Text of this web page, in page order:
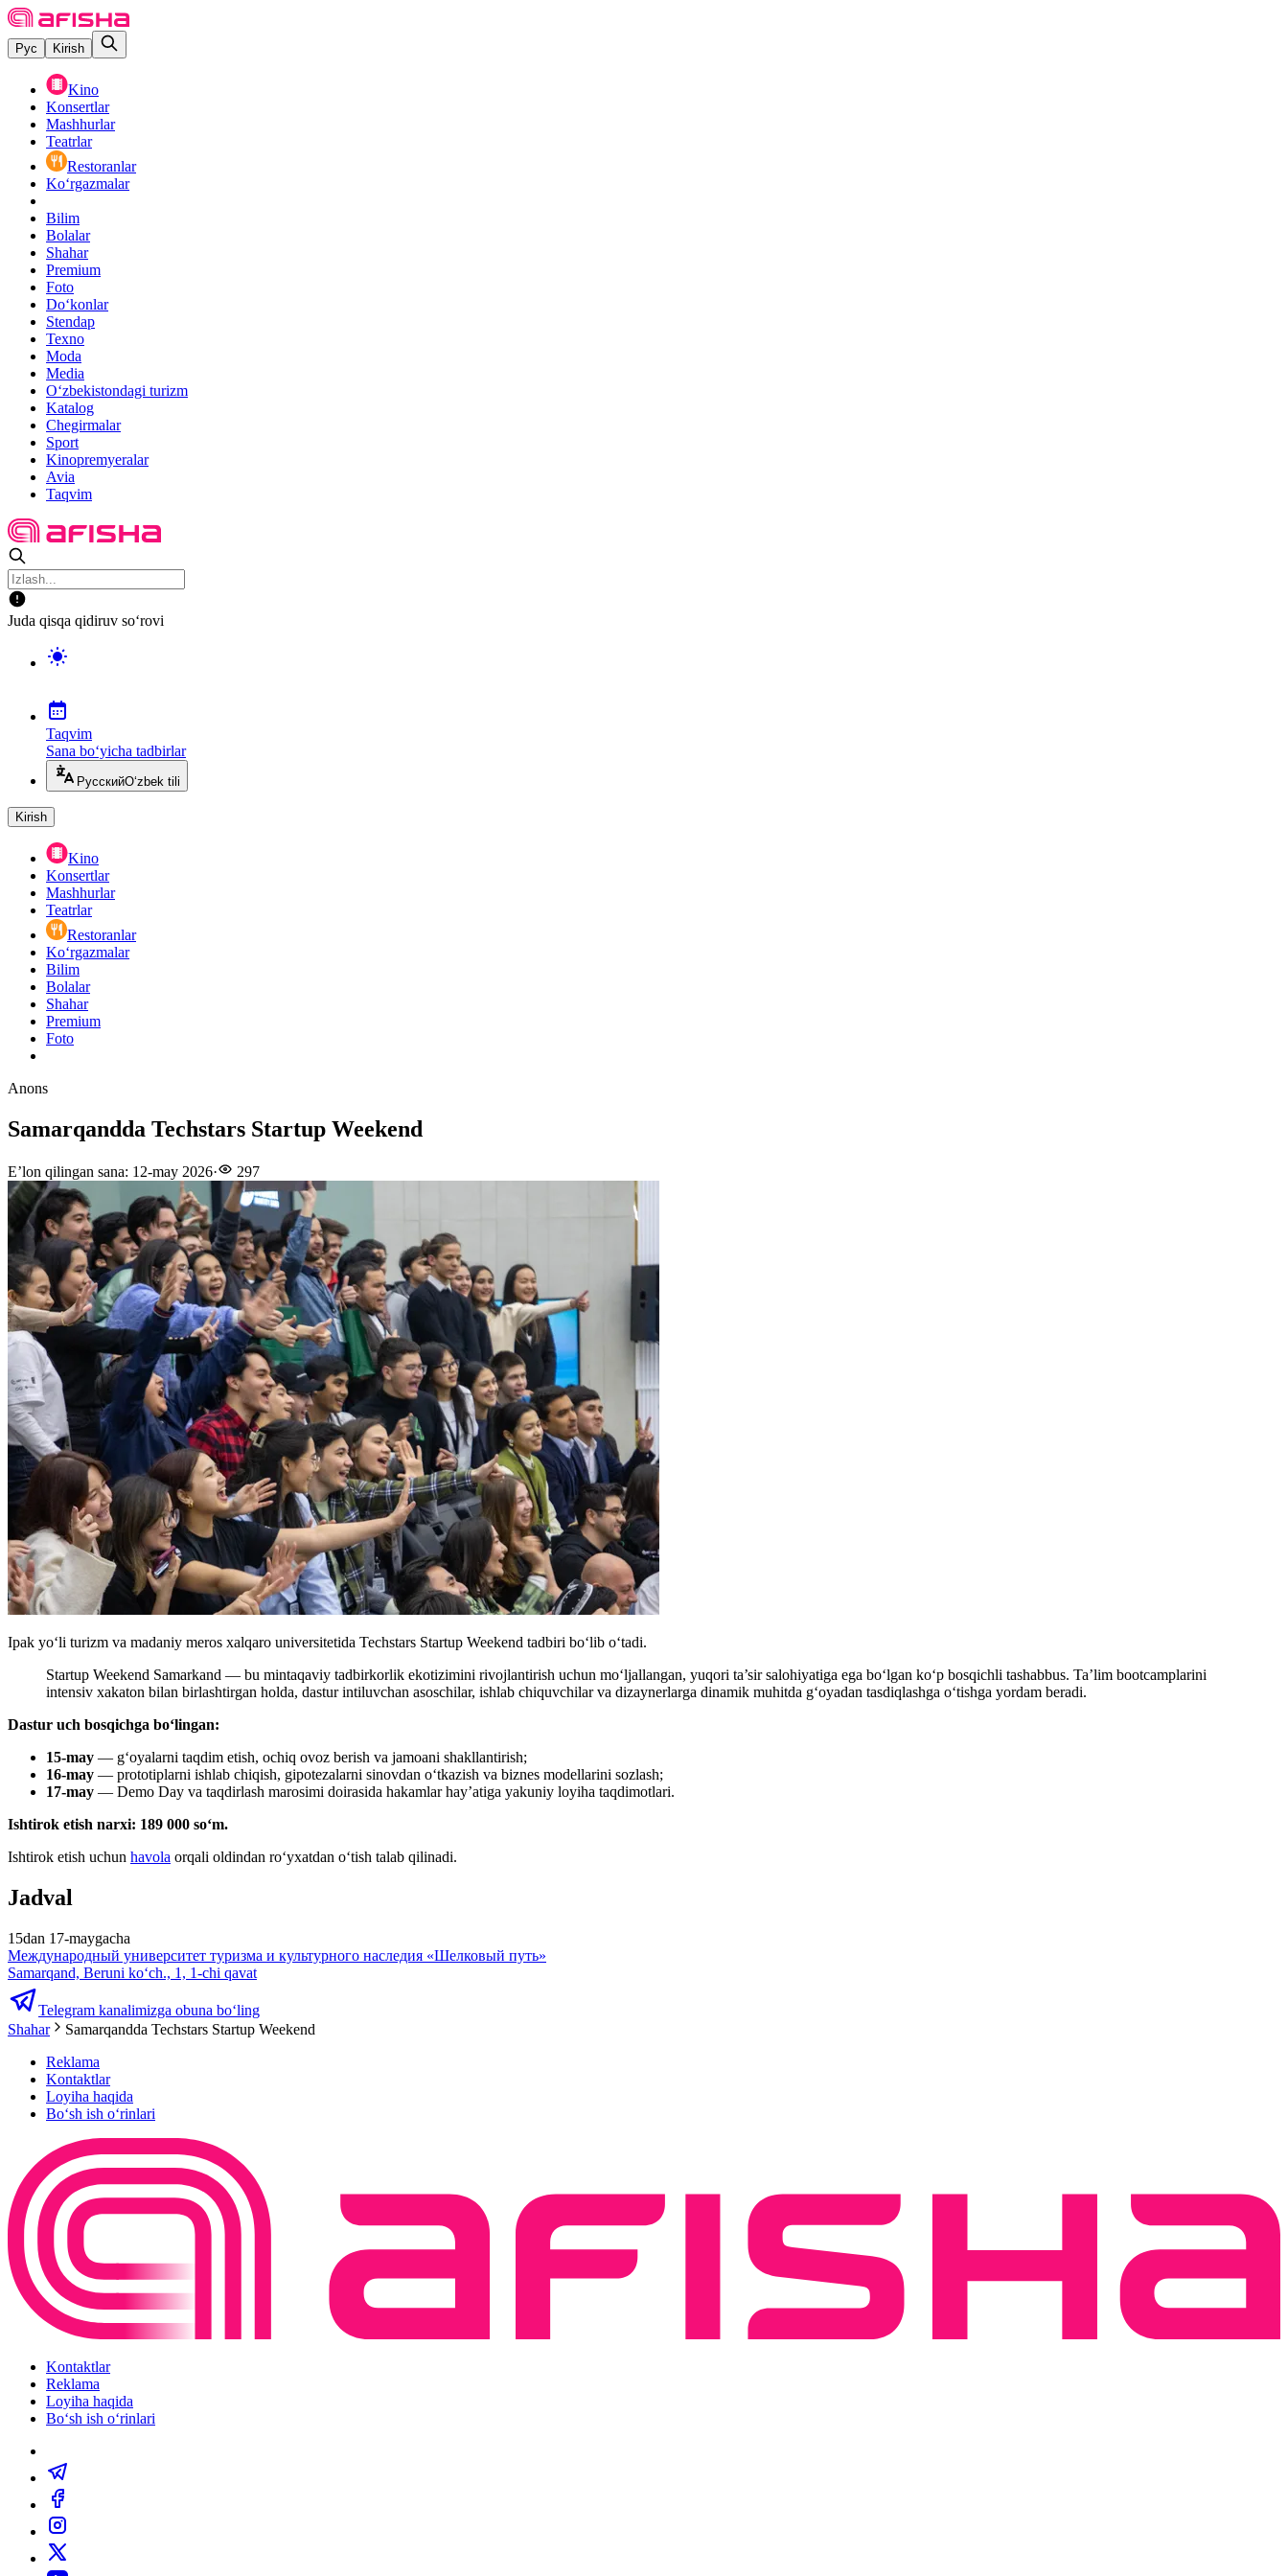
Рус Kirish
Kino
Konsertlar
Mashhurlar
Teatrlar
Restoranlar
Ko‘rgazmalar
Bilim
Bolalar
Shahar
Premium
Foto
Do‘konlar
Stendap
Texno
Moda
Media
O‘zbekistondagi turizm
Katalog
Chegirmalar
Sport
Kinopremyeralar
Avia
Taqvim
Juda qisqa qidiruv so‘rovi
Taqvim
Sana bo‘yicha tadbirlar
РусскийO‘zbek tili
Kirish
Kino
Konsertlar
Mashhurlar
Teatrlar
Restoranlar
Ko‘rgazmalar
Bilim
Bolalar
Shahar
Premium
Foto
Anons
Samarqandda Techstars Startup Weekend
E’lon qilingan sana: 12-may 2026· 297
Ipak yo‘li turizm va madaniy meros xalqaro universitetida Techstars Startup Weekend tadbiri boʻlib oʻtadi.
Startup Weekend Samarkand — bu mintaqaviy tadbirkorlik ekotizimini rivojlantirish uchun moʻljallangan, yuqori ta’sir salohiyatiga ega boʻlgan koʻp bosqichli tashabbus. Ta’lim bootcamplarini
intensiv xakaton bilan birlashtirgan holda, dastur intiluvchan asoschilar, ishlab chiquvchilar va dizaynerlarga dinamik muhitda gʻoyadan tasdiqlashga oʻtishga yordam beradi.
Dastur uch bosqichga boʻlingan:
15-may — gʻoyalarni taqdim etish, ochiq ovoz berish va jamoani shakllantirish;
16-may — prototiplarni ishlab chiqish, gipotezalarni sinovdan oʻtkazish va biznes modellarini sozlash;
17-may — Demo Day va taqdirlash marosimi doirasida hakamlar hay’atiga yakuniy loyiha taqdimotlari.
Ishtirok etish narxi: 189 000 soʻm.
Ishtirok etish uchun havola orqali oldindan roʻyxatdan oʻtish talab qilinadi.
Jadval
15dan 17-maygacha
Международный университет туризма и культурного наследия «Шелковый путь»
Samarqand, Beruni ko‘ch., 1, 1-chi qavat
Telegram kanalimizga obuna bo‘ling
Shahar
Samarqandda Techstars Startup Weekend
Reklama
Kontaktlar
Loyiha haqida
Bo‘sh ish o‘rinlari
Kontaktlar
Reklama
Loyiha haqida
Bo‘sh ish o‘rinlari